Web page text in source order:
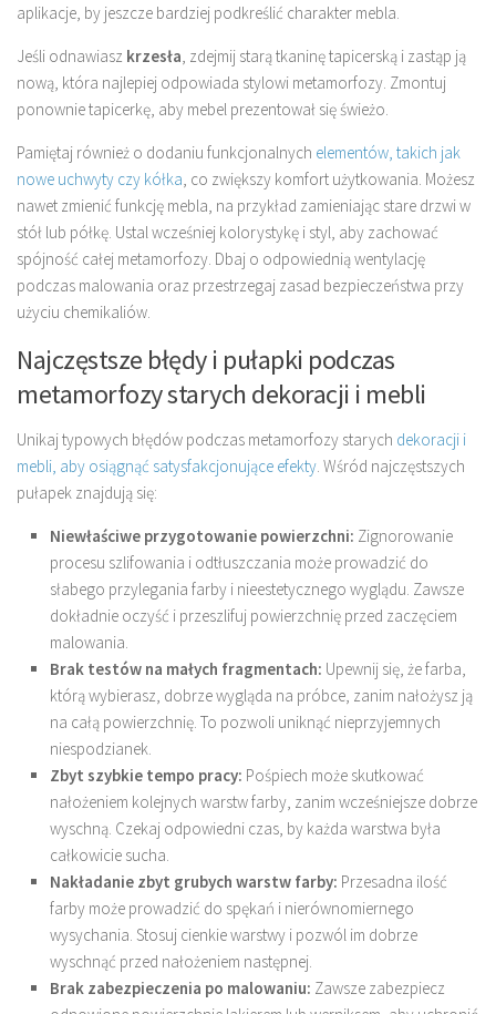
aplikacje, by jeszcze bardziej podkreślić charakter mebla.
Jeśli odnawiasz krzesła , zdejmij starą tkaninę tapicerską i zastąp ją
nową, która najlepiej odpowiada stylowi metamorfozy. Zmontuj
ponownie tapicerkę, aby mebel prezentował się świeżo.
Pamiętaj również o dodaniu funkcjonalnych elementów, takich jak
nowe uchwyty czy kółka , co zwiększy komfort użytkowania. Możesz
nawet zmienić funkcję mebla, na przykład zamieniając stare drzwi w
stół lub półkę. Ustal wcześniej kolorystykę i styl, aby zachować
spójność całej metamorfozy. Dbaj o odpowiednią wentylację
podczas malowania oraz przestrzegaj zasad bezpieczeństwa przy
użyciu chemikaliów.
Najczęstsze błędy i pułapki podczas
metamorfozy starych dekoracji i mebli
Unikaj typowych błędów podczas metamorfozy starych dekoracji i
mebli, aby osiągnąć satysfakcjonujące efekty . Wśród najczęstszych
pułapek znajdują się:
Niewłaściwe przygotowanie powierzchni: Zignorowanie
procesu szlifowania i odtłuszczania może prowadzić do
słabego przylegania farby i nieestetycznego wyglądu. Zawsze
dokładnie oczyść i przeszlifuj powierzchnię przed zaczęciem
malowania.
Brak testów na małych fragmentach: Upewnij się, że farba,
którą wybierasz, dobrze wygląda na próbce, zanim nałożysz ją
na całą powierzchnię. To pozwoli uniknąć nieprzyjemnych
niespodzianek.
Zbyt szybkie tempo pracy: Pośpiech może skutkować
nałożeniem kolejnych warstw farby, zanim wcześniejsze dobrze
wyschną. Czekaj odpowiedni czas, by każda warstwa była
całkowicie sucha.
Nakładanie zbyt grubych warstw farby: Przesadna ilość
farby może prowadzić do spękań i nierównomiernego
wysychania. Stosuj cienkie warstwy i pozwól im dobrze
wyschnąć przed nałożeniem następnej.
Brak zabezpieczenia po malowaniu: Zawsze zabezpiecz